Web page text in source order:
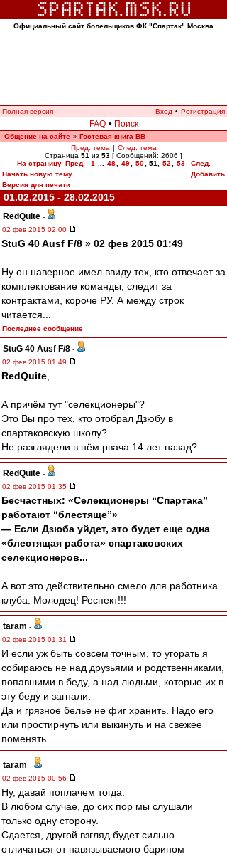
Официальный сайт болельщиков ФК "Спартак" Москва
Полная версия Вход • Регистрация
FAQ • Поиск
Общение на сайте » Гостевая книга ВВ
Пред. тема | След. тема
Страница 51 из 53 [ Сообщений: 2606 ]
На страницу Пред. 1 48 49 50 51 52 53
След.
Начать новую тему
Добавить
Версия для печати
01.02.2015 - 28.02.2015
RedQuite -
02 фев 2015 02:00
StuG 40 Ausf F/8 » 02 фев 2015 01:49
Ну он наверное имел ввиду тех, кто отвечает за
комплектование команды, следит за
контрактами, короче РУ. А между строк
читается...
Последнее сообщение
StuG 40 Ausf F/8 -
02 фев 2015 01:49
RedQuite
А причём тут "селекционеры"?
Это Вы про тех, кто отобрал Дзюбу в
спартаковскую школу?
Не разглядели в нём рвача 14 лет назад?
RedQuite -
02 фев 2015 01:35
Бесчастных: «Селекционеры “Спартака”
работают “блестяще”»
— Если Дзюба уйдет, это будет еще одна
«блестящая работа» спартаковских
селекционеров...
А вот это действительно смело для работника
клуба. Молодец! Респект!!!
taram -
02 фев 2015 01:31
И если уж быть совсем точным, то угорать я
собираюсь не над друзьями и родственниками,
попавшими в беду, а над людьми, которые их в
эту беду и загнали.
Да и грязное белье не фиг хранить. Надо его
или простирнуть или выкинуть и на свежее
поменять.
taram -
02 фев 2015 00:56
Ну, давай поплачем тогда.
В любом случае, до сих пор мы слушали
только одну сторону.
Сдается, другой взгляд будет сильно
отличаться от навязываемого барином